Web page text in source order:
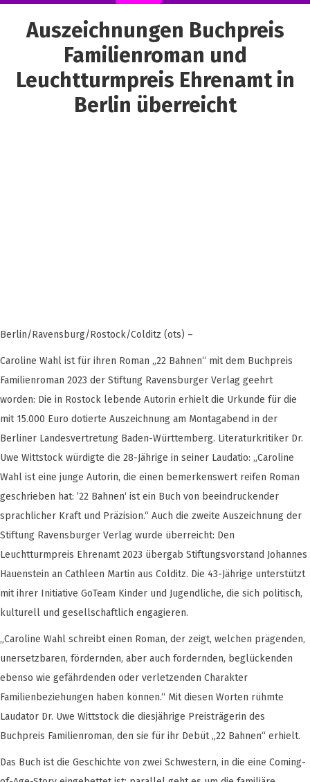
Auszeichnungen Buchpreis
Familienroman und
Leuchtturmpreis Ehrenamt in
Berlin überreicht
Berlin/Ravensburg/Rostock/Colditz (ots) –
Caroline Wahl ist für ihren Roman „22 Bahnen“ mit dem Buchpreis
Familienroman 2023 der Stiftung Ravensburger Verlag geehrt
worden: Die in Rostock lebende Autorin erhielt die Urkunde für die
mit 15.000 Euro dotierte Auszeichnung am Montagabend in der
Berliner Landesvertretung Baden-Württemberg. Literaturkritiker Dr.
Uwe Wittstock würdigte die 28-Jährige in seiner Laudatio: „Caroline
Wahl ist eine junge Autorin, die einen bemerkenswert reifen Roman
geschrieben hat: ’22 Bahnen‘ ist ein Buch von beeindruckender
sprachlicher Kraft und Präzision.“ Auch die zweite Auszeichnung der
Stiftung Ravensburger Verlag wurde überreicht: Den
Leuchtturmpreis Ehrenamt 2023 übergab Stiftungsvorstand Johannes
Hauenstein an Cathleen Martin aus Colditz. Die 43-Jährige unterstützt
mit ihrer Initiative GoTeam Kinder und Jugendliche, die sich politisch,
kulturell und gesellschaftlich engagieren.
„Caroline Wahl schreibt einen Roman, der zeigt, welchen prägenden,
unersetzbaren, fördernden, aber auch fordernden, beglückenden
ebenso wie gefährdenden oder verletzenden Charakter
Familienbeziehungen haben können.“ Mit diesen Worten rühmte
Laudator Dr. Uwe Wittstock die diesjährige Preisträgerin des
Buchpreis Familienroman, den sie für ihr Debüt „22 Bahnen“ erhielt.
Das Buch ist die Geschichte von zwei Schwestern, in die eine Coming-